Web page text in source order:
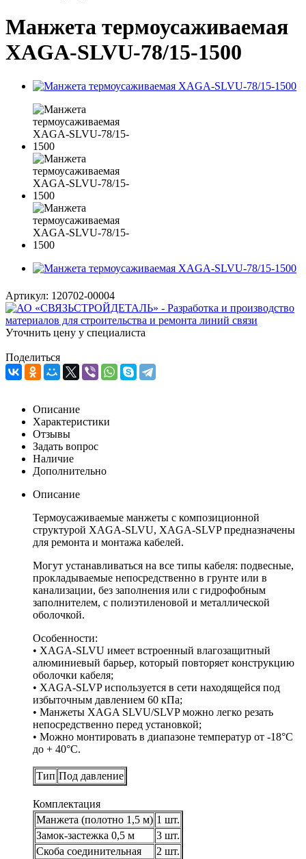
Манжета термоусаживаемая
XAGA-SLVU-78/15-1500
Артикул: 120702-00004
Уточнить цену у специалиста
Поделиться
Описание
Характеристики
Отзывы
Задать вопрос
Наличие
Дополнительно
Описание
Термоусаживаемые манжеты с композиционной
структурой XAGA-SLVU, XAGA-SLVP предназначены
для ремонта и монтажа кабелей.
Могут устанавливаться на все типы кабеля: подвесные,
прокладываемые непосредственно в грунте или в
канализации, без заполнения или с гидрофобным
заполнителем, с полиэтиленовой и металлической
оболочкой.
Особенности:
• XAGA-SLVU имеет встроенный влагозащитный
алюминиевый барьер, который повторяет конструкцию
оболочки кабеля;
• XAGA-SLVP используется в сети находящейся под
избыточным давлением 60 кПа;
• Манжеты XAGA SLVU/SLVP можно легко резать
непосредственно перед установкой;
• Можно монтировать в диапазоне температур от -18°С
до + 40°С.
Тип Под давление
Комплектация
Манжета (полотно 1,5 м) 1 шт.
Замок-застежка 0,5 м
3 шт.
Скоба соединительная
2 шт.